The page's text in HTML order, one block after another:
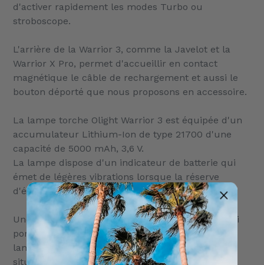
d'activer rapidement les modes Turbo ou
stroboscope.
L'arrière de la Warrior 3, comme la Javelot et la
Warrior X Pro, permet d'accueillir en contact
magnétique le câble de rechargement et aussi le
bouton déporté que nous proposons en accessoire.
La lampe torche Olight Warrior 3 est équipée d'un
accumulateur Lithium-Ion de type 21700 d'une
capacité de 5000 mAh, 3,6 V.
La lampe dispose d'un indicateur de batterie qui
émet de légères vibrations lorsque la réserve
d'énergie est en dessous de 20%.
Une dragonne, un clip ceinture en inox et un étui
porte-ceinture semi-rigide sont fournis avec la
lampe, permettant de répondre à toutes les
situations.